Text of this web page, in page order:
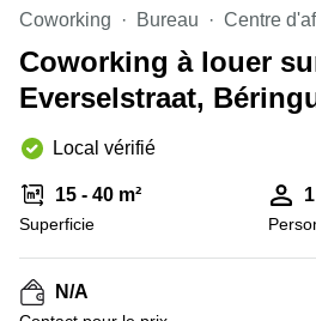
la
Wavre
Centre
Anvers
Centre
Gand
Centre
d'affaires
Ville de
Bruxelles
Coworking
Coworking Bureau Centre
Coworking à louer
Everselstraat,
Local vérifié
15 - 40 m²
Superficie
N/A